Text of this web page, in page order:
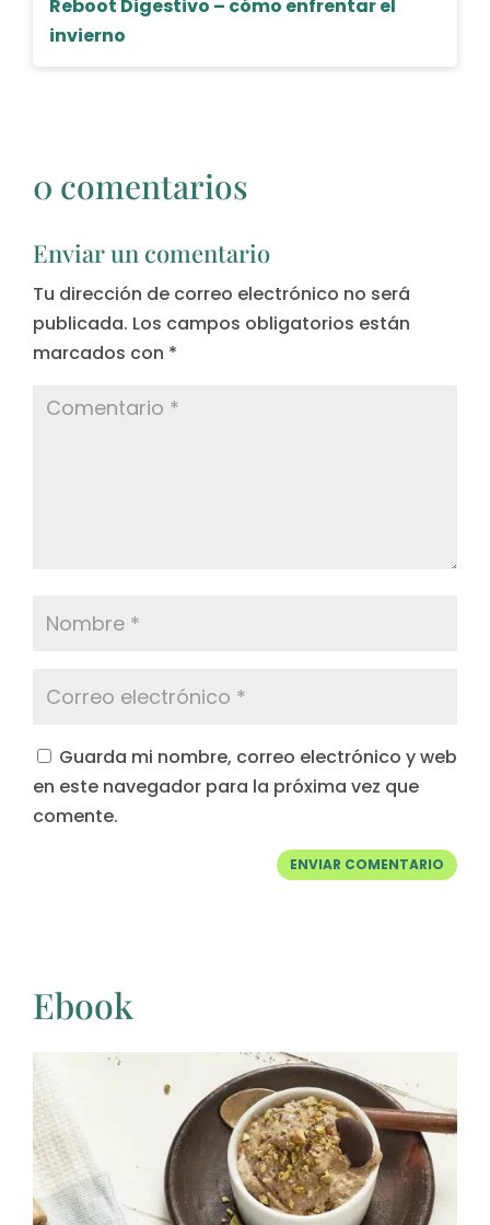
Reboot Digestivo – cómo enfrentar el
invierno
0 comentarios
Enviar un comentario
Tu dirección de correo electrónico no será
publicada. Los campos obligatorios están
marcados con *
Guarda mi nombre, correo electrónico y web
en este navegador para la próxima vez que
comente.
ENVIAR COMENTARIO
Ebook